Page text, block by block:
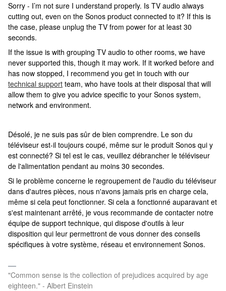
Sorry - I’m not sure I understand properly. Is TV audio always
cutting out, even on the Sonos product connected to it? If this is
the case, please unplug the TV from power for at least 30
seconds.
If the issue is with grouping TV audio to other rooms, we have
never supported this, though it may work. If it worked before and
has now stopped, I recommend you get in touch with our
technical support team, who have tools at their disposal that will
allow them to give you advice specific to your Sonos system,
network and environment.
Désolé, je ne suis pas sûr de bien comprendre. Le son du
téléviseur est-il toujours coupé, même sur le produit Sonos qui y
est connecté? Si tel est le cas, veuillez débrancher le téléviseur
de l'alimentation pendant au moins 30 secondes.
Si le problème concerne le regroupement de l'audio du téléviseur
dans d'autres pièces, nous n'avons jamais pris en charge cela,
même si cela peut fonctionner. Si cela a fonctionné auparavant et
s'est maintenant arrêté, je vous recommande de contacter notre
équipe de support technique, qui dispose d'outils à leur
disposition qui leur permettront de vous donner des conseils
spécifiques à votre système, réseau et environnement Sonos.
"Common sense is the collection of prejudices acquired by age
eighteen." - Albert Einstein